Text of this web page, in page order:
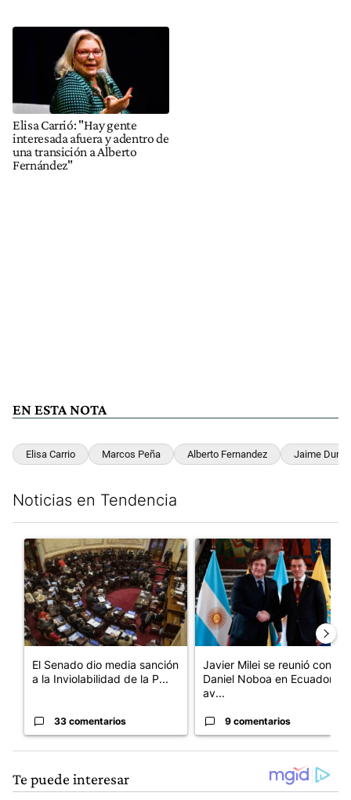
Elisa Carrió: "Hay gente
interesada afuera y adentro de
una transición a Alberto
Fernández"
EN ESTA NOTA
Elisa Carrio Marcos Peña Alberto Fernandez Jaime
Noticias en Tendencia
Un artículo de tendencia con el título "El Senado dio media
El Senado dio media sanción
a la Inviolabilidad de la P...
33 comentarios
Un artículo de tendencia con
Javier Milei se reunió con
Daniel Noboa en Ecuador y
av...
9 comentarios